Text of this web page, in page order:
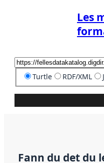
Les
Turtle RDF/XML
Fann du det du